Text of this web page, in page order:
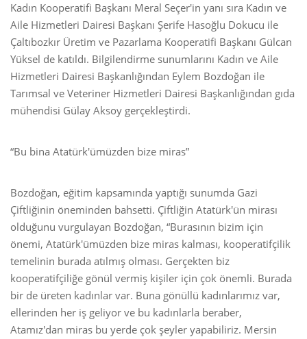
Kadın Kooperatifi Başkanı Meral Seçer'in yanı sıra Kadın ve
Aile Hizmetleri Dairesi Başkanı Şerife Hasoğlu Dokucu ile
Çaltıbozkır Üretim ve Pazarlama Kooperatifi Başkanı Gülcan
Yüksel de katıldı. Bilgilendirme sunumlarını Kadın ve Aile
Hizmetleri Dairesi Başkanlığından Eylem Bozdoğan ile
Tarımsal ve Veteriner Hizmetleri Dairesi Başkanlığından gıda
mühendisi Gülay Aksoy gerçekleştirdi.
“Bu bina Atatürk'ümüzden bize miras”
Bozdoğan, eğitim kapsamında yaptığı sunumda Gazi
Çiftliğinin öneminden bahsetti. Çiftliğin Atatürk'ün mirası
olduğunu vurgulayan Bozdoğan, “Burasının bizim için
önemi, Atatürk'ümüzden bize miras kalması, kooperatifçilik
temelinin burada atılmış olması. Gerçekten biz
kooperatifçiliğe gönül vermiş kişiler için çok önemli. Burada
bir de üreten kadınlar var. Buna gönüllü kadınlarımız var,
ellerinden her iş geliyor ve bu kadınlarla beraber,
Atamız'dan miras bu yerde çok şeyler yapabiliriz. Mersin